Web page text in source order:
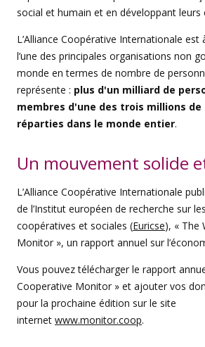
social et humain et en développant leurs
L’Alliance Coopérative Internationale est
l’une des principales organisations non
monde en termes de nombre de
représente : plus d'un milliard de
membres d'une des trois millions
réparties dans le monde entier.
Un mouvement solide
L’Alliance Coopérative Internationale
de l’Institut européen de recherche sur
coopératives et sociales (Euricse), « The
Monitor », un rapport annuel sur
Vous pouvez télécharger le rapport
Cooperative Monitor » et ajouter vos
pour la prochaine édition sur le site
internet www.monitor.coop.